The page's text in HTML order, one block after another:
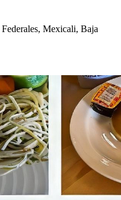
Federales, Mexicali, Baja